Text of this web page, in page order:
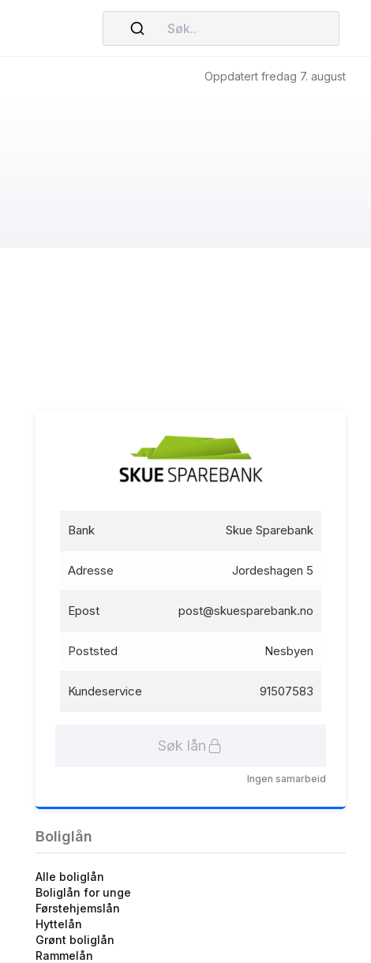
Søk..
Oppdatert fredag 7. august
Bank Skue Sparebank
Adresse Jordeshagen 5
Epost post@skuesparebank.no
Poststed Nesbyen
Kundeservice 91507583
Søk lån
Ingen samarbeid
Boliglån
Alle boliglån
Boliglån for unge
Førstehjemslån
Hyttelån
Grønt boliglån
Rammelån